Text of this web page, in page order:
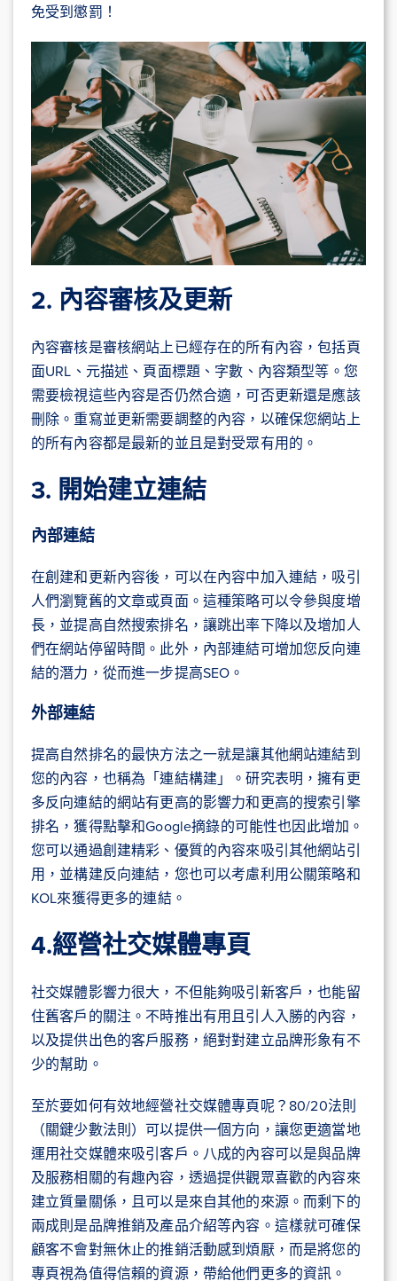
免受到懲罰！
2. 內容審核及更新
內容審核是審核網站上已經存在的所有內容，包括頁
面URL、元描述、頁面標題、字數、內容類型等。您
需要檢視這些內容是否仍然合適，可否更新還是應該
刪除。重寫並更新需要調整的內容，以確保您網站上
的所有內容都是最新的並且是對受眾有用的。
3. 開始建立連結
內部連結
在創建和更新內容後，可以在內容中加入連結，吸引
人們瀏覽舊的文章或頁面。這種策略可以令參與度增
長，並提高自然搜索排名，讓跳出率下降以及增加人
們在網站停留時間。此外，內部連結可增加您反向連
結的潛力，從而進一步提高SEO。
外部連結
提高自然排名的最快方法之一就是讓其他網站連結到
您的內容，也稱為「連結構建」。研究表明，擁有更
多反向連結的網站有更高的影響力和更高的搜索引擎
排名，獲得點擊和Google摘錄的可能性也因此增加。
您可以通過創建精彩、優質的內容來吸引其他網站引
用，並構建反向連結，您也可以考慮利用公關策略和
KOL來獲得更多的連結。
4.經營社交媒體專頁
社交媒體影響力很大，不但能夠吸引新客戶，也能留
住舊客戶的關注。不時推出有用且引人入勝的內容，
以及提供出色的客戶服務，絕對對建立品牌形象有不
少的幫助。
至於要如何有效地經營社交媒體專頁呢？80/20法則
（關鍵少數法則）可以提供一個方向，讓您更適當地
運用社交媒體來吸引客戶。八成的內容可以是與品牌
及服務相關的有趣內容，透過提供觀眾喜歡的內容來
建立質量關係，且可以是來自其他的來源。而剩下的
兩成則是品牌推銷及產品介紹等內容。這樣就可確保
顧客不會對無休止的推銷活動感到煩厭，而是將您的
專頁視為值得信賴的資源，帶給他們更多的資訊。